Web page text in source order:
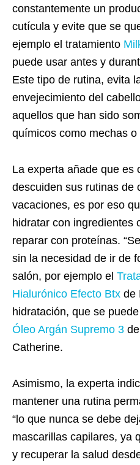
constantemente un
cutícula y evite que se
ejemplo el tratamiento
puede usar antes y
Este tipo de rutina, evita
envejecimiento del
aquellos que han sido
químicos como mechas o
La experta añade que es
descuiden sus rutinas de
vacaciones, es por eso
hidratar con ingredientes
reparar con proteínas.
sin la necesidad de ir de
salón, por ejemplo el
Hialurónico Efecto Btx de
hidratación, que se
Óleo Argán Supremo 3
Catherine.
Asimismo, la experta
mantener una rutina
“lo que nunca se debe
mascarillas capilares, ya
y recuperar la salud